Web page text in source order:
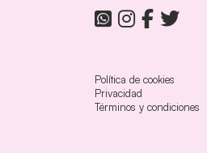
Política de cookies
Privacidad
Términos y condiciones